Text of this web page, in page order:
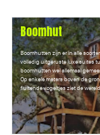
Boomhut
Boomhutten zijn er in alle
volledig uitgeruste luxe suites
boomhutten wel allemaal
Op enkele meters boven de
fluitende vogeltjes ziet de